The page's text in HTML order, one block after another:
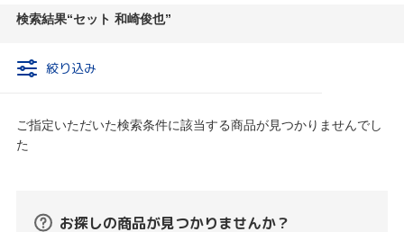
検索結果 セット 和崎俊也
絞り込み
ご指定いただいた検索条件に該当する商品が見つかりませんでし
た
お探しの商品が見つかりませんか？